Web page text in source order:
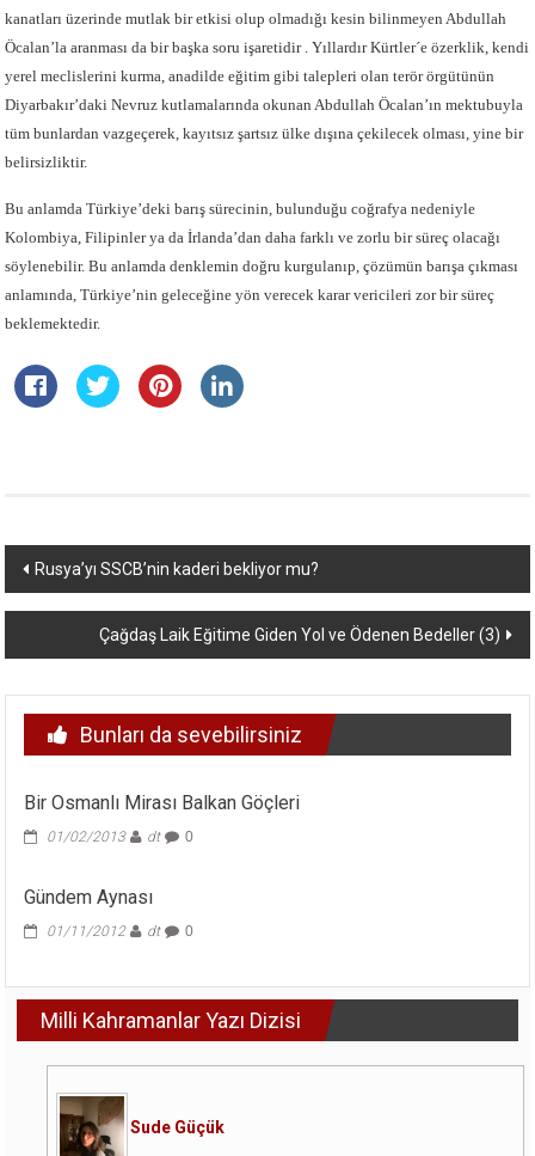
kanatları üzerinde mutlak bir etkisi olup olmadığı kesin bilinmeyen Abdullah
Öcalan’la aranması da bir başka soru işaretidir . Yıllardır Kürtler´e özerklik, kendi
yerel meclislerini kurma, anadilde eğitim gibi talepleri olan terör örgütünün
Diyarbakır’daki Nevruz kutlamalarında okunan Abdullah Öcalan’ın mektubuyla
tüm bunlardan vazgeçerek, kayıtsız şartsız ülke dışına çekilecek olması, yine bir
belirsizliktir.
Bu anlamda Türkiye’deki barış sürecinin, bulunduğu coğrafya nedeniyle
Kolombiya, Filipinler ya da İrlanda’dan daha farklı ve zorlu bir süreç olacağı
söylenebilir. Bu anlamda denklemin doğru kurgulanıp, çözümün barışa çıkması
anlamında, Türkiye’nin geleceğine yön verecek karar vericileri zor bir süreç
beklemektedir.
Yazı
dolaşımı
Rusya’yı SSCB’nin kaderi bekliyor mu?
Çağdaş Laik Eğitime Giden Yol ve Ödenen Bedeller (3)
Bunları da sevebilirsiniz
Bir Osmanlı Mirası Balkan Göçleri
01/02/2013 dt 0
Gündem Aynası
01/11/2012 dt 0
Milli Kahramanlar Yazı Dizisi
Sude Güçük